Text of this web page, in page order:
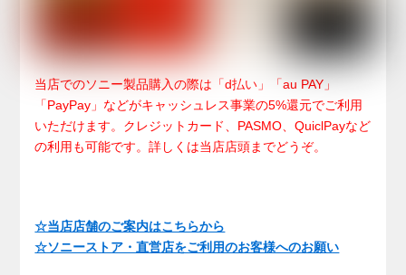
当店でのソニー製品購入の際は「d払い」「au PAY」
「PayPay」などがキャッシュレス事業の5%還元でご利用
いただけます。クレジットカード、PASMO、QuiclPayなど
の利用も可能です。詳しくは当店店頭までどうぞ。
☆当店店舗のご案内はこちらから
☆ソニーストア・直営店をご利用のお客様へのお願い